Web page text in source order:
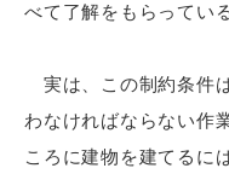
べて了解をもらっている
実は、この制約条件
わなければならない作
ころに建物を建てるに